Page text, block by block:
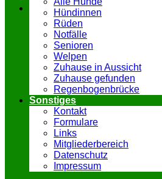
Hündinnen
Rüden
Notfälle
Senioren
Welpen
Zuhause in Aussicht
Zuhause gefunden
Regenbogenbrücke
Sonstiges
Kontakt
Formulare
Links
Mitgliederbereich
Datenschutz
Impressum